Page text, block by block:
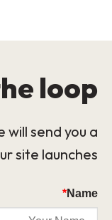
loop!
will send you a
site launches.
Name
*